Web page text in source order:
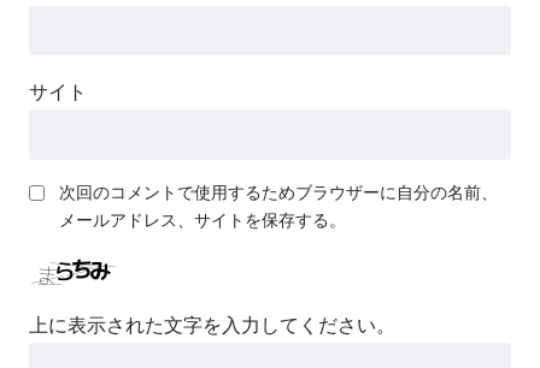
【R-18G】空とやる夫は０９
サイト
次回のコメントで使用するためブラウザーに自分の名前、
メールアドレス、サイトを保存する。
上に表示された文字を入力してください。